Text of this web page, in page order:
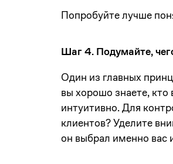
Попробуйте лучше
Шаг 4. Подумайте,
Один из главных
вы хорошо знаете,
интуитивно. Для
клиентов? Уделите
он выбрал именно вас